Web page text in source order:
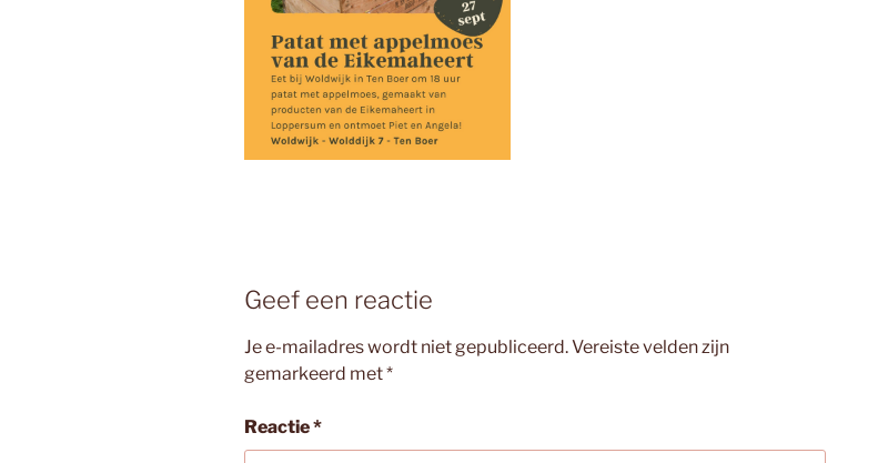
Geef een reactie
Je e-mailadres wordt niet gepubliceerd.Vereiste velden zijn
gemarkeerd met*
Reactie*